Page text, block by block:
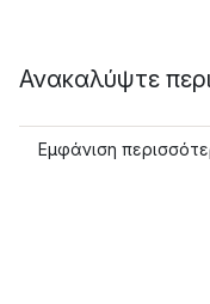
Ανακαλύψτε
Εμφάνιση